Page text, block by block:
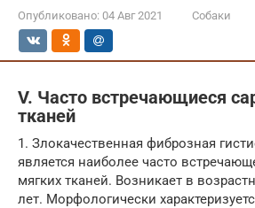
Опубликовано: 04 Авг 2021 Собаки
V. Часто встречающиеся
тканей
1. Злокачественная фиброзная
является наиболее часто
мягких тканей. Возникает в
лет. Морфологически